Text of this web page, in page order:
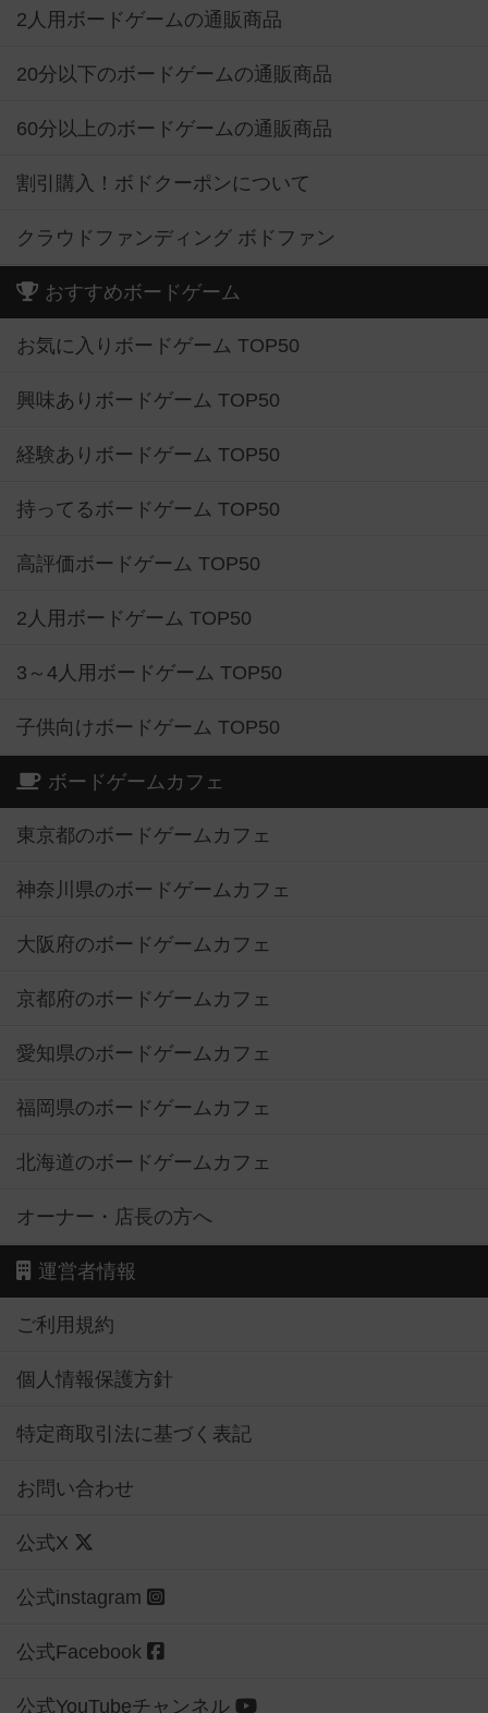
2人用ボードゲームの通販商品
20分以下のボードゲームの通販商品
60分以上のボードゲームの通販商品
割引購入！ボドクーポンについて
クラウドファンディング ボドファン
おすすめボードゲーム
お気に入りボードゲーム TOP50
興味ありボードゲーム TOP50
経験ありボードゲーム TOP50
持ってるボードゲーム TOP50
高評価ボードゲーム TOP50
2人用ボードゲーム TOP50
3～4人用ボードゲーム TOP50
子供向けボードゲーム TOP50
ボードゲームカフェ
東京都のボードゲームカフェ
神奈川県のボードゲームカフェ
大阪府のボードゲームカフェ
京都府のボードゲームカフェ
愛知県のボードゲームカフェ
福岡県のボードゲームカフェ
北海道のボードゲームカフェ
オーナー・店長の方へ
運営者情報
ご利用規約
個人情報保護方針
特定商取引法に基づく表記
お問い合わせ
公式X
公式instagram
公式Facebook
公式YouTubeチャンネル